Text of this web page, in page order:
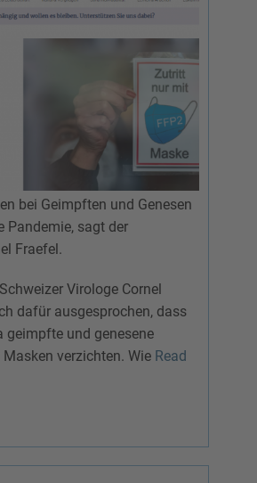
bei Geimpften und Genesen
Pandemie, sagt der
Fraefel.
Virologe Cornel
dafür ausgesprochen, dass
geimpfte und genesene
verzichten. Wie Read